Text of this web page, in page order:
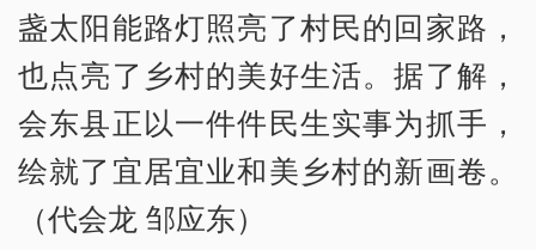
盏太阳能路灯照亮了村民的回家路，
也点亮了乡村的美好生活。据了解，
会东县正以一件件民生实事为抓手，
绘就了宜居宜业和美乡村的新画卷。
（代会龙 邹应东）